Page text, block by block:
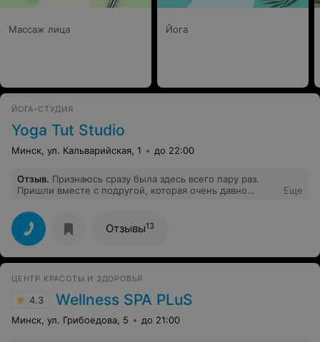
Массаж лица Йога
ЙОГА-СТУДИЯ
Yoga Tut Studio
Минск, ул. Кальварийская, 1 до 22:00
Отзыв. Признаюсь сразу была здесь всего пару раз.
Пришли вместе с подругой, которая очень давно
спокойствия и изучения себя. Цены здесь
приемлемые. Все очень нравиться)
Еще
Отзывы13
ЦЕНТР КРАСОТЫ И ЗДОРОВЬЯ
4.3 Wellness SPA PLuS
Минск, ул. Грибоедова, 5 до 21:00